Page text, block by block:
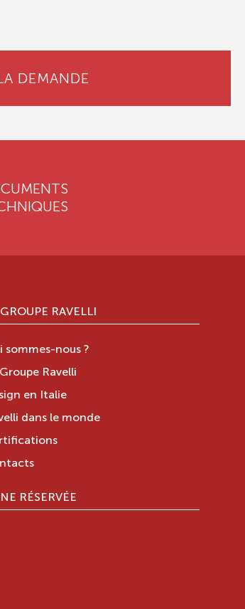
DEMANDE
RAVELLI
sommes-nous ?
Ravelli
en Italie
dans le monde
RÉSERVÉE